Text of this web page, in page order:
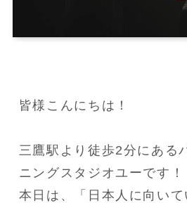
皆様こんにちは！
三鷹駅より徒歩2分にある
ニングスタジオユーです！
本日は、「日本人に向い